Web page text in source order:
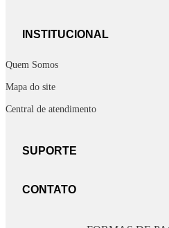
INSTITUCIONAL
Quem Somos
Mapa do site
Central de atendimento
SUPORTE
CONTATO